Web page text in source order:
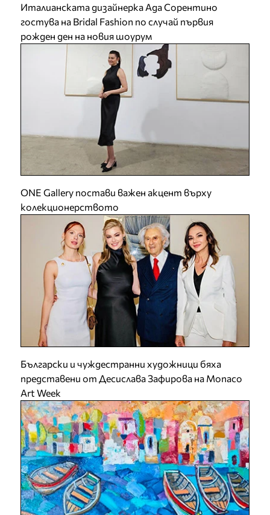
Италианската дизайнерка Ада Сорентино
гостува на Bridal Fashion по случай първия
рожден ден на новия шоурум
ONE Gallery постави важен акцент върху
колекционерството
Български и чуждестранни художници бяха
представени от Десислава Зафирова на Monaco
Art Week